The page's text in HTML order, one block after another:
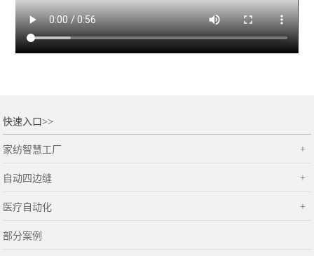
快速入口>>
家纺智慧工厂
自动四边缝
医疗自动化
部分案例